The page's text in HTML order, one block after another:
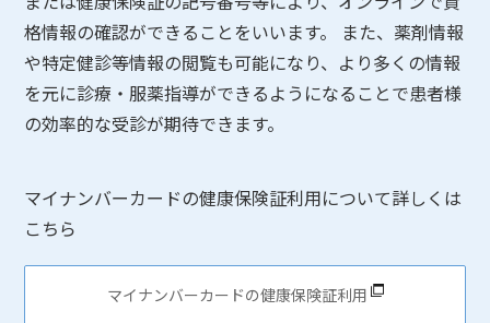
格情報の確認ができることをいいます。 また、薬剤情報
や特定健診等情報の閲覧も可能になり、より多くの情報
を元に診療・服薬指導ができるようになることで患者様
の効率的な受診が期待できます。
マイナンバーカードの健康保険証利用について詳しくは
こちら
マイナンバーカードの健康保険証利用